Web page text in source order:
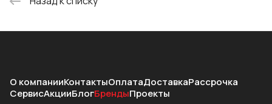
О компанииКонтактыОплатаДоставкаРассрочка
СервисАкцииБлогБрендыПроекты